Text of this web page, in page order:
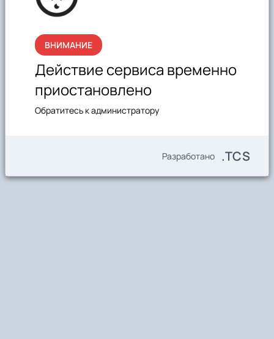
ВНИМАНИЕ
Действие сервиса временно
приостановлено
Обратитесь к администратору
Разработано .TCS